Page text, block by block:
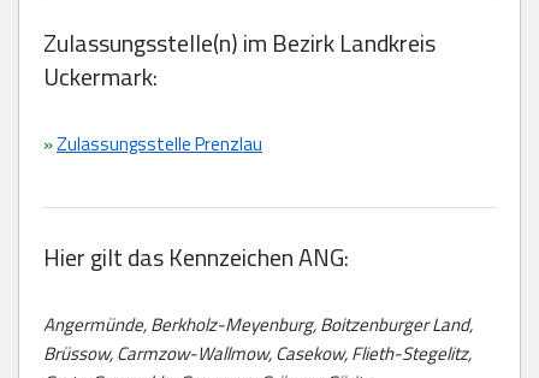
Zulassungsstelle(n) im Bezirk Landkreis
Uckermark:
»Zulassungsstelle Prenzlau
Hier gilt das Kennzeichen ANG:
Angermünde, Berkholz-Meyenburg, Boitzenburger Land,
Brüssow, Carmzow-Wallmow, Casekow, Flieth-Stegelitz,